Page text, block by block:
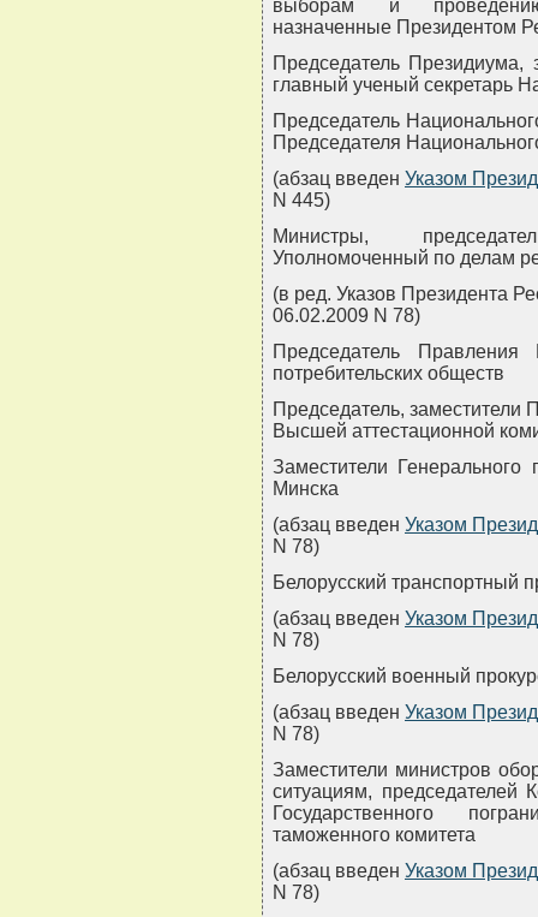
выборам и проведению
назначенные Президентом
Председатель Президиума,
главный ученый секретарь
Председатель
Председателя
(абзац введен Указом
N 445)
Министры,
Уполномоченный по делам
(в ред. Указов Президента
06.02.2009 N 78)
Председатель Правления
потребительских обществ
Председатель, заместители
Высшей аттестационной
Заместители Генерального
Минска
(абзац введен Указом
N 78)
Белорусский транспортный
(абзац введен Указом
N 78)
Белорусский военный
(абзац введен Указом
N 78)
Заместители министров
ситуациям, председателей
Государственного
таможенного комитета
(абзац введен Указом
N 78)